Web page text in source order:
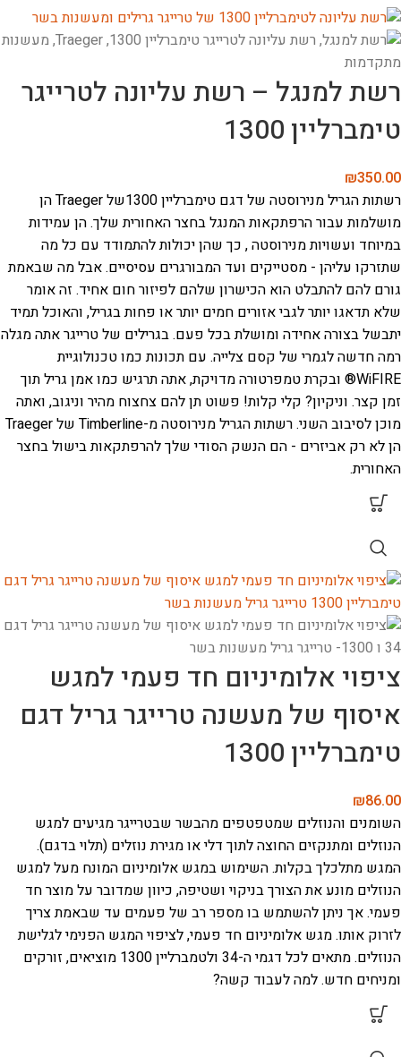
רשת למנגל – רשת עליונה לטרייגר
טימברליין 1300
₪350.00
רשתות הגריל מנירוסטה של דגם טימברליין 1300של Traeger הן
מושלמות עבור הרפתקאות המנגל בחצר האחורית שלך. הן עמידות
במיוחד ועשויות מנירוסטה , כך שהן יכולות להתמודד עם כל מה
שתזרקו עליהן - מסטייקים ועד המבורגרים עסיסיים. אבל מה שבאמת
גורם להם להתבלט הוא הכישרון שלהם לפיזור חום אחיד. זה אומר
שלא תדאגו יותר לגבי אזורים חמים יותר או פחות בגריל, והאוכל תמיד
יתבשל בצורה אחידה ומושלת בכל פעם. בגרילים של טרייגר אתה מגלה
רמה חדשה לגמרי של קסם צלייה. עם תכונות כמו טכנולוגיית
WiFIRE® ובקרת טמפרטורה מדויקת, אתה תרגיש כמו אמן גריל תוך
זמן קצר. וניקיון? קלי קלות! פשוט תן להם צחצוח מהיר וניגוב, ואתה
מוכן לסיבוב השני. רשתות הגריל מנירוסטה מ-Timberline של Traeger
הן לא רק אביזרים - הם הנשק הסודי שלך להרפתקאות בישול בחצר
האחורית.
ציפוי אלומיניום חד פעמי למגש
איסוף של מעשנה טרייגר גריל דגם
טימברליין 1300
₪86.00
השומנים והנוזלים שמטפטפים מהבשר שבטרייגר מגיעים למגש
הנוזלים ומתנקזים החוצה לתוך דלי או מגירת נוזלים (תלוי בדגם).
המגש מתלכלך בקלות. השימוש במגש אלומיניום המונח מעל למגש
הנוזלים מונע את הצורך בניקוי ושטיפה, כיוון שמדובר על מוצר חד
פעמי. אך ניתן להשתמש בו מספר רב של פעמים עד שבאמת צריך
לזרוק אותו. מגש אלומיניום חד פעמי, לציפוי המגש הפנימי לגלישת
הנוזלים. מתאים לכל דגמי ה-34 ולטמברליין 1300
מוציאים, זורקים
ומניחים חדש. למה לעבוד קשה?